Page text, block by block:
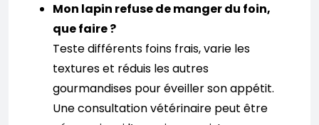
Mon lapin refuse de manger du foin,
que faire ?
Teste différents foins frais, varie les
textures et réduis les autres
gourmandises pour éveiller son appétit.
Une consultation vétérinaire peut être